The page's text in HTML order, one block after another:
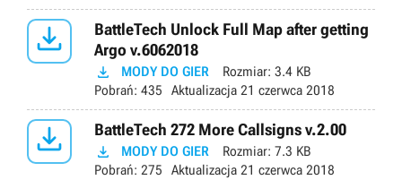

BattleTech Unlock Full Map after getting
Argo v.6062018
 MODY DO GIER Rozmiar: 3.4 KB
Pobrań: 435 Aktualizacja 21 czerwca 2018
 BattleTech 272 More Callsigns v.2.00
 MODY DO GIER Rozmiar: 7.3 KB
Pobrań: 275 Aktualizacja 21 czerwca 2018